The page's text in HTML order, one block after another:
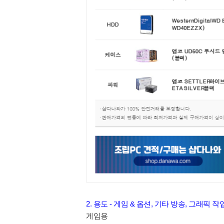
2. 용도 - 게임 & 옵션, 기타 방송, 그래픽 작
게임용